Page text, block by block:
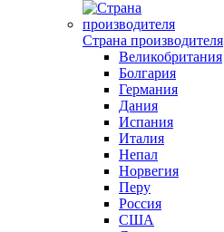
Страна производителя
Великобритания
Болгария
Германия
Дания
Испания
Италия
Непал
Норвегия
Перу
Россия
США